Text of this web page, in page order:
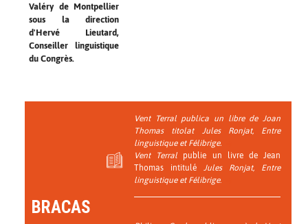
Valéry de Montpellier
sous la direction
d'Hervé Lieutard,
Conseiller linguistique
du Congrès.
BRACAS
Vent Terral publica un libre de Joan
Thomas titolat Jules Ronjat, Entre
linguistique et Félibrige.
Vent Terral publie un livre de Jean
Thomas intitulé Jules Ronjat, Entre
linguistique et Félibrige.